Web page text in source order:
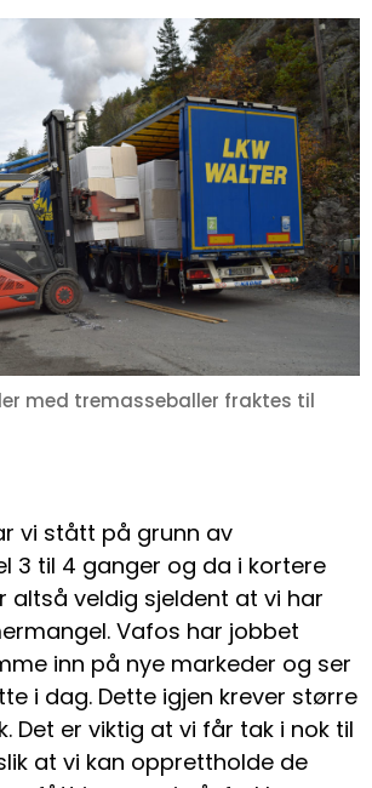
med tremasseballer fraktes til
vi stått på grunn av
3 til 4 ganger og da i kortere
altså veldig sjeldent at vi har
Vafos har jobbet
inn på nye markeder og ser
i dag. Dette igjen krever større
Det er viktig at vi får tak i nok til
at vi kan opprettholde de